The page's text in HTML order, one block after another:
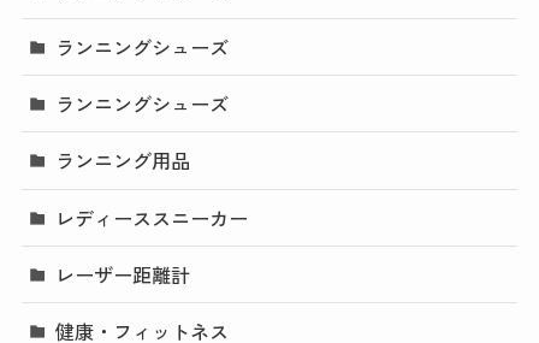
ランニングシューズ
ランニングシューズ
ランニング用品
レディーススニーカー
レーザー距離計
健康・フィットネス